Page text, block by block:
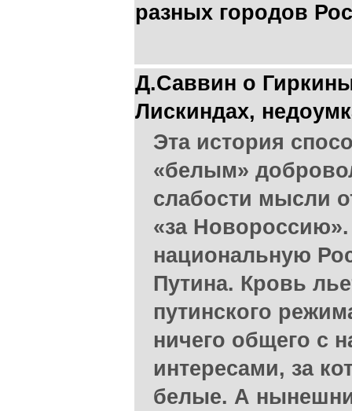
разных городов
Д.Саввин о
Лискиндах,
Эта история
«белым»
слабости мысли
«за
национальную
Путина. Кровь
путинского
ничего общего с
интересами, за
белые. А